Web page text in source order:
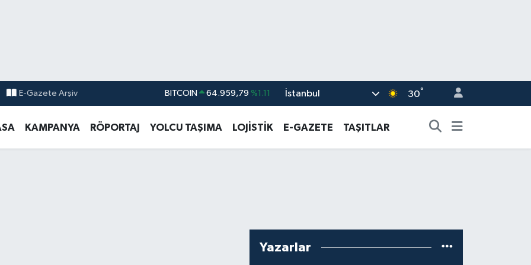
E-Gazete Arşiv BITCOIN 64.959,79 %1.11
EURO 55,2510 %0.32
İstanbul 30°
KAMPANYA RÖPORTAJ YOLCU TAŞIMA LOJİSTİK E-GAZETE TAŞITLAR
Yazarlar